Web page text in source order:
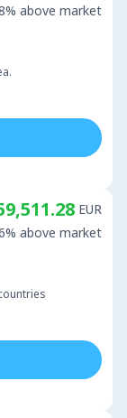
above market
EUR
above market